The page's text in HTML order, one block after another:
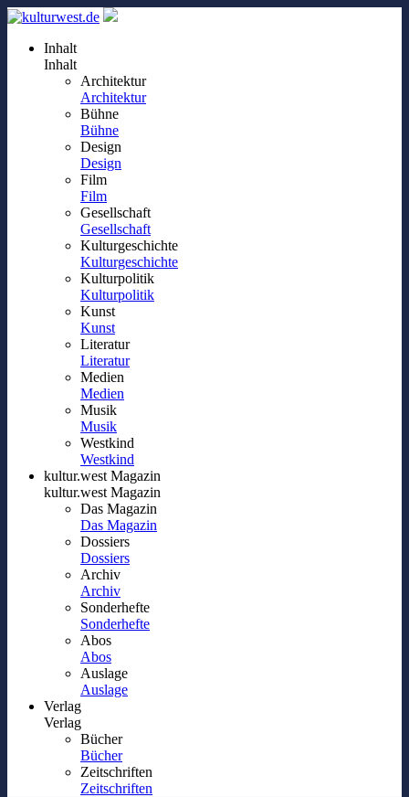
Inhalt
Inhalt
Architektur
Architektur
Bühne
Bühne
Design
Design
Film
Film
Gesellschaft
Gesellschaft
Kulturgeschichte
Kulturgeschichte
Kulturpolitik
Kulturpolitik
Kunst
Kunst
Literatur
Literatur
Medien
Medien
Musik
Musik
Westkind
Westkind
kultur.west Magazin
kultur.west Magazin
Das Magazin
Das Magazin
Dossiers
Dossiers
Archiv
Archiv
Sonderhefte
Sonderhefte
Abos
Abos
Auslage
Auslage
Verlag
Verlag
Bücher
Bücher
Zeitschriften
Zeitschriften